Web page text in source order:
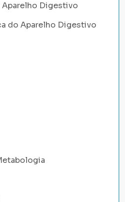
Aparelho Digestivo
do Aparelho Digestivo